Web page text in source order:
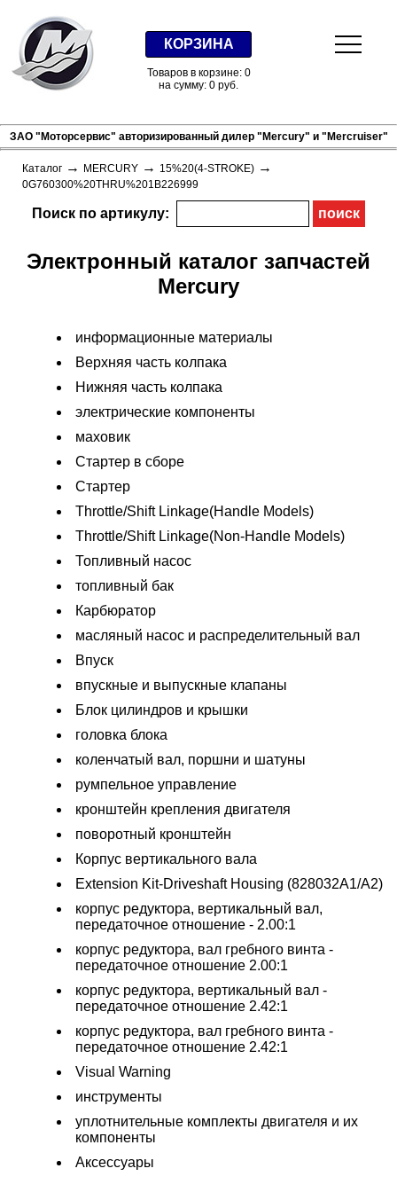
КОРЗИНА
Товаров в корзине: 0
на сумму: 0 руб.
ЗАО "Моторсервис" авторизированный дилер "Mercury" и "Mercruiser"
Каталог → MERCURY → 15%20(4-STROKE) →
0G760300%20THRU%201B226999
Поиск по артикулу:
Электронный каталог запчастей
Mercury
информационные материалы
Верхняя часть колпака
Нижняя часть колпака
электрические компоненты
маховик
Стартер в сборе
Стартер
Throttle/Shift Linkage(Handle Models)
Throttle/Shift Linkage(Non-Handle Models)
Топливный насос
топливный бак
Карбюратор
масляный насос и распределительный вал
Впуск
впускные и выпускные клапаны
Блок цилиндров и крышки
головка блока
коленчатый вал, поршни и шатуны
румпельное управление
кронштейн крепления двигателя
поворотный кронштейн
Корпус вертикального вала
Extension Kit-Driveshaft Housing (828032A1/A2)
корпус редуктора, вертикальный вал,
передаточное отношение - 2.00:1
корпус редуктора, вал гребного винта -
передаточное отношение 2.00:1
корпус редуктора, вертикальный вал -
передаточное отношение 2.42:1
корпус редуктора, вал гребного винта -
передаточное отношение 2.42:1
Visual Warning
инструменты
уплотнительные комплекты двигателя и их
компоненты
Аксессуары